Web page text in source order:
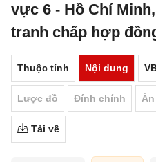
vực 6 - Hồ Chí
tranh chấp hợp
Thuộc tính Nội dung
Lược đồ Đính chính
Tải về